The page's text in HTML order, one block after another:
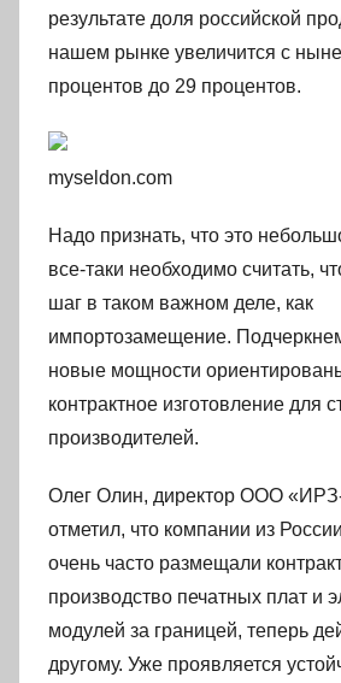
результате доля российской
нашем рынке увеличится с
процентов до 29 процентов.
myseldon.com
Надо признать, что это
все-таки необходимо считать,
шаг в таком важном деле, как
импортозамещение.
новые мощности
контрактное изготовление для
производителей.
Олег Олин, директор ООО
отметил, что компании из
очень часто размещали
производство печатных плат и
модулей за границей, теперь
другому. Уже проявляется